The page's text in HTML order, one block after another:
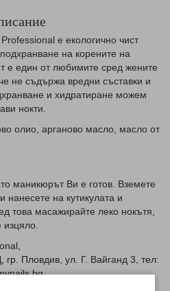
е екологично чист
на корените на
е един от любимите сред жените
не съдържа вредни съставки и
и хидратиране можем
нокти.
олио, арганово масло, масло от
маникюрът Ви е готов. Вземете
нанесете на кутикулата и
това масажирайте леко нокътя,
Пловдив, ул. Г. Вайганд 3, тел: